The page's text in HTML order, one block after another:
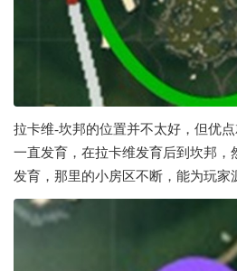
拉卡维-坎邦的位置并不太好，但优
一直发育，在拉卡维发育后到坎邦，
发育，那里的小房区不断，能为玩家